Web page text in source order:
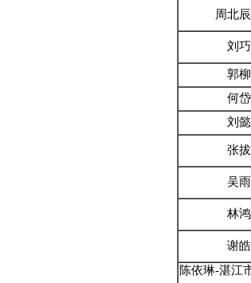
周北
刘
郭
何
刘
张
吴
林
谢
陈依琳-湛江